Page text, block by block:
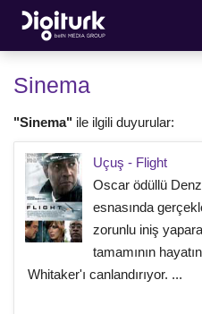
Sinema
"Sinema" ile ilgili duyurular:
Uçuş - Flight
Oscar ödüllü
esnasında
zorunlu iniş
tamamının
Whitaker'ı canlandırıyor. ...